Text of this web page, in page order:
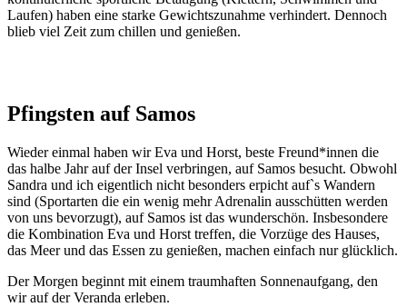
Laufen) haben eine starke Gewichtszunahme verhindert. Dennoch
blieb viel Zeit zum chillen und genießen.
Pfingsten auf Samos
Wieder einmal haben wir Eva und Horst, beste Freund*innen die
das halbe Jahr auf der Insel verbringen, auf Samos besucht. Obwohl
Sandra und ich eigentlich nicht besonders erpicht auf`s Wandern
sind (Sportarten die ein wenig mehr Adrenalin ausschütten werden
von uns bevorzugt), auf Samos ist das wunderschön. Insbesondere
die Kombination Eva und Horst treffen, die Vorzüge des Hauses,
das Meer und das Essen zu genießen, machen einfach nur glücklich.
Der Morgen beginnt mit einem traumhaften Sonnenaufgang, den
wir auf der Veranda erleben.